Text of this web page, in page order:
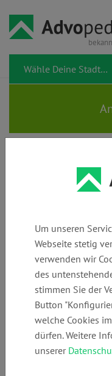
Rechtstipps
Mobilfunkvertrag
Um unseren
Webseite stetig
verwenden wir
des
stimmen Sie der
Button
welche Cookies
dürfen. Weitere
unserer